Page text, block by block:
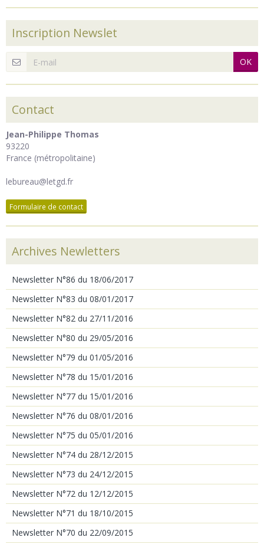
Inscription Newslet
OK
Contact
Jean-Philippe Thomas
93220
France (métropolitaine)
lebureau@letgd.fr
Formulaire de contact
Archives Newletters
Newsletter N°86 du 18/06/2017
Newsletter N°83 du 08/01/2017
Newsletter N°82 du 27/11/2016
Newsletter N°80 du 29/05/2016
Newsletter N°79 du 01/05/2016
Newsletter N°78 du 15/01/2016
Newsletter N°77 du 15/01/2016
Newsletter N°76 du 08/01/2016
Newsletter N°75 du 05/01/2016
Newsletter N°74 du 28/12/2015
Newsletter N°73 du 24/12/2015
Newsletter N°72 du 12/12/2015
Newsletter N°71 du 18/10/2015
Newsletter N°70 du 22/09/2015